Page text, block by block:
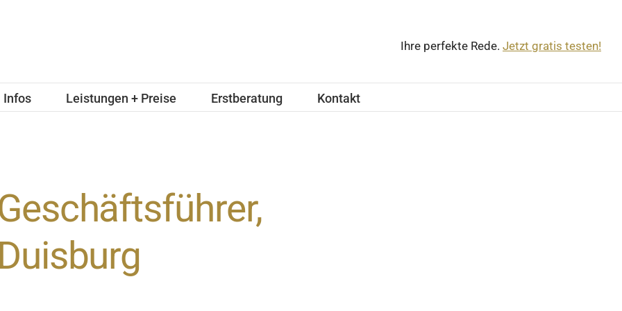
Ihre perfekte Rede. Jetzt gratis testen!
Infos Leistungen + Preise Erstberatung Kontakt
Duisburg